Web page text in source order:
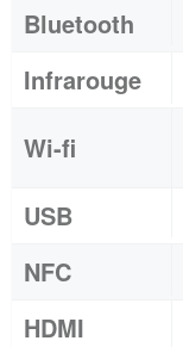
Bluetooth
Infrarouge
Wi-fi
USB
NFC
HDMI